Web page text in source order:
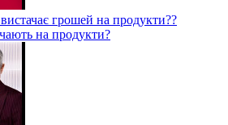
грошей на продукти??
на продукти?